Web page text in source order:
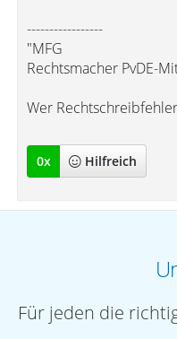
-----------------
"MFG
Rechtsmacher PvDE-
Wer
0x Hilfreich
Für jeden die